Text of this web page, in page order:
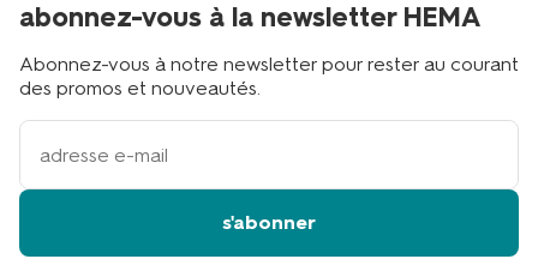
abonnez-vous à la newsletter HEMA
Abonnez-vous à notre newsletter pour rester au courant
des promos et nouveautés.
votre
adresse
s'abonner